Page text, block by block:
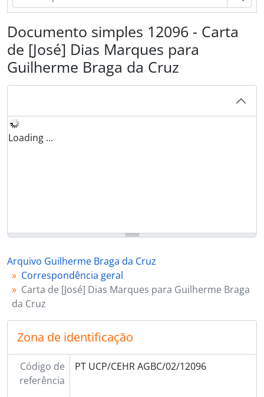
Documento simples 12096 - Carta
de [José] Dias Marques para
Guilherme Braga da Cruz
Loading ...
Arquivo Guilherme Braga da Cruz
Correspondência geral
Carta de [José] Dias Marques para Guilherme Braga
da Cruz
Zona de identificação
Código de
referência
PT UCP/CEHR AGBC/02/12096